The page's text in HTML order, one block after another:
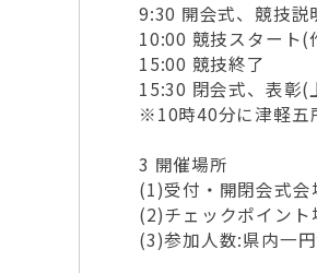
9:30 開会式、競技説
10:00 競技スタート(
15:00 競技終了
15:30 閉会式、表彰(
※10時40分に津軽五
3 開催場所
(1)受付・開閉会式
(2)チェックポイント
(3)参加人数:県内一